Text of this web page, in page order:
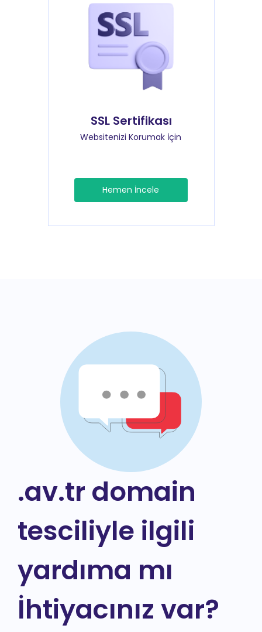
SSL Sertifikası
Websitenizi Korumak İçin
Hemen İncele
.av.tr domain
tesciliyle ilgili
yardıma mı
İhtiyacınız var?